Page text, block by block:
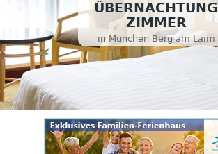
ÜBERNACHTUNG
ZIMMER
in München Berg am Laim